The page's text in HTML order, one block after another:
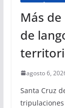
Más
de
agosto 6,
Santa Cruz